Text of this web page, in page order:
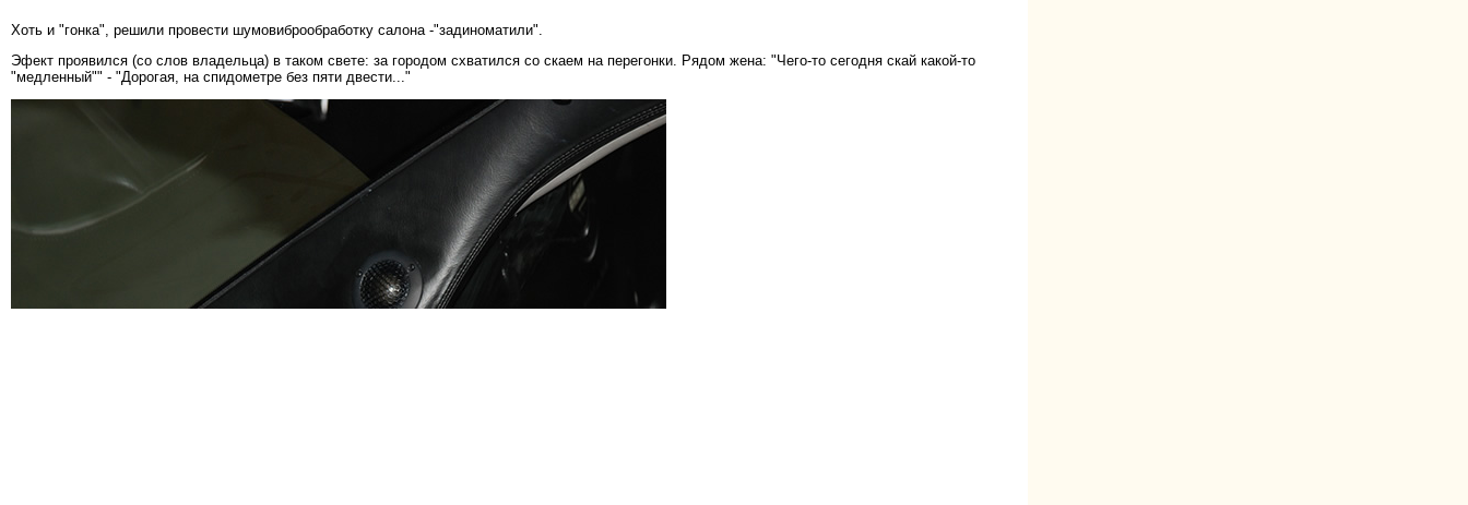
Хоть и "гонка", решили провести шумовиброобработку салона -"задиноматили".
Эфект проявился (со слов владельца) в таком свете: за городом схватился со скаем на перегонки. Рядом жена: "Чего-то сегодня скай какой-то
"медленный"" - "Дорогая, на спидометре без пяти двести..."